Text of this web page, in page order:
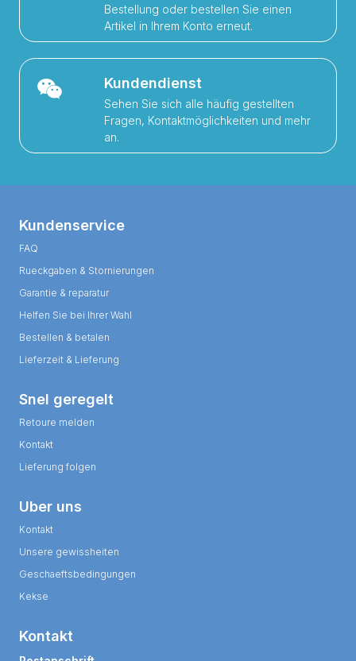
Bestellung oder bestellen Sie einen
Artikel in Ihrem Konto erneut.
Kundendienst
Sehen Sie sich alle häufig gestellten
Fragen, Kontaktmöglichkeiten und mehr
an.
Kundenservice
FAQ
Rueckgaben & Stornierungen
Garantie & reparatur
Helfen Sie bei Ihrer Wahl
Bestellen & betalen
Lieferzeit & Lieferung
Snel geregelt
Retoure melden
Kontakt
Lieferung folgen
Uber uns
Kontakt
Unsere gewissheiten
Geschaeftsbedingungen
Kekse
Kontakt